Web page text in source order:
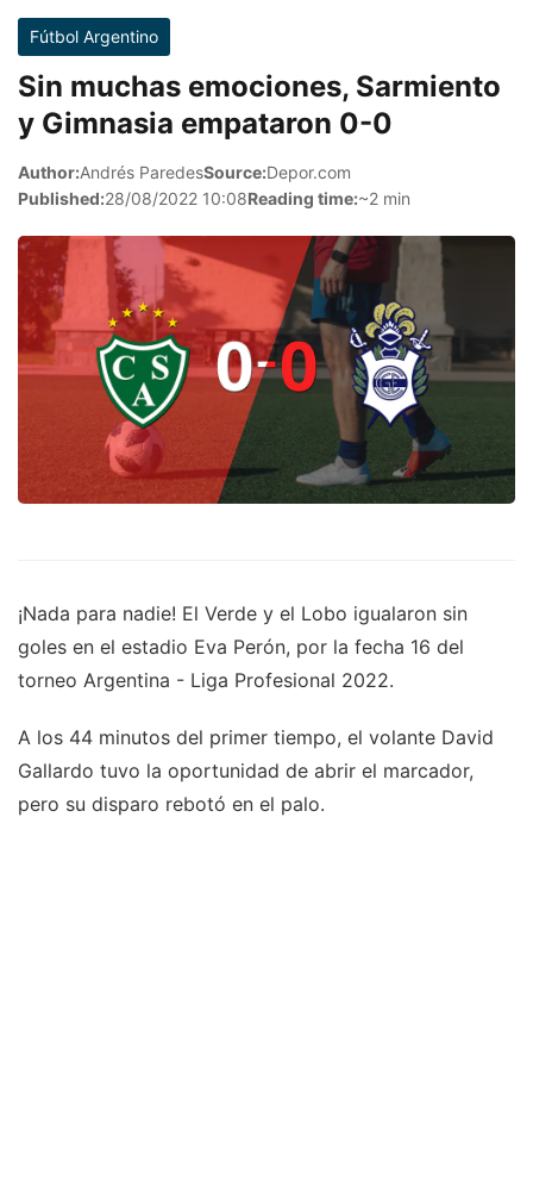
Fútbol Argentino
Sin muchas emociones, Sarmiento
y Gimnasia empataron 0-0
Author:Andrés ParedesSource:Depor.com
Published:28/08/2022 10:08Reading time:~2 min
¡Nada para nadie! El Verde y el Lobo igualaron sin
goles en el estadio Eva Perón, por la fecha 16 del
torneo Argentina - Liga Profesional 2022.
A los 44 minutos del primer tiempo, el volante David
Gallardo tuvo la oportunidad de abrir el marcador,
pero su disparo rebotó en el palo.